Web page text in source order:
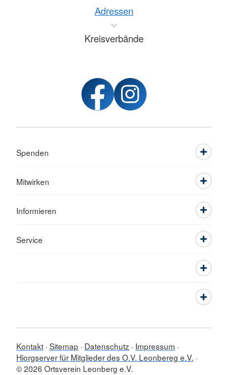
Adressen
Kreisverbände
Spenden
Mitwirken
Informieren
Service
Kontakt Sitemap Datenschutz
Impressum
Hiorgserver für Mitglieder des O.V. Leonbereg e.V.
© 2026 Ortsverein Leonberg e.V.